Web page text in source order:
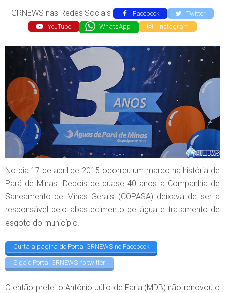
GRNEWS nas Redes Sociais Facebook
Twitter
YouTube
WhatsApp Instagram
No dia 17 de abril de 2015 ocorreu um marco na história de
Pará de Minas. Depois de quase 40 anos a Companhia de
Saneamento de Minas Gerais (COPASA) deixava de ser a
responsável pelo abastecimento de água e tratamento de
esgoto do município.
Curta a página do Portal GRNEWS no Facebook
Siga o Portal GRNEWS no twitter
O então prefeito Antônio Júlio de Faria (MDB) não renovou o